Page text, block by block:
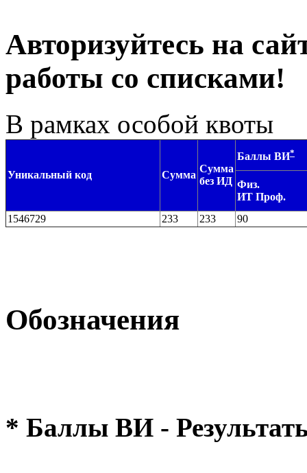
Авторизуйтесь на
работы со списками!
В рамках особой квоты
Уникальный код Сумма
Сумма
без ИД
Баллы ВИ*
Физ.
ИТ Проф.
1546729
233 233 90
Обозначения
* Баллы ВИ -